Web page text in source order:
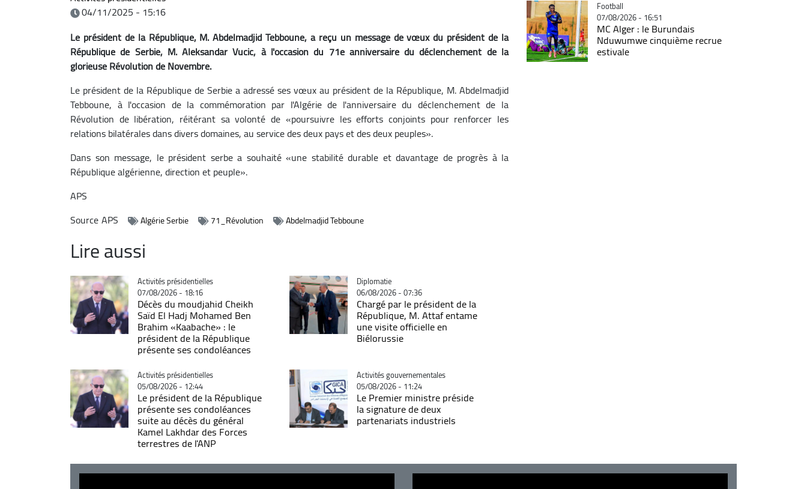
04/11/2025 - 15:16
Le président de la République, M. Abdelmadjid Tebboune, a reçu un message de vœux du président de la
République de Serbie, M. Aleksandar Vucic, à l'occasion du 71e anniversaire du déclenchement de la
glorieuse Révolution de Novembre.
Le président de la République de Serbie a adressé ses vœux au président de la République, M. Abdelmadjid
Tebboune, à l'occasion de la commémoration par l'Algérie de l'anniversaire du déclenchement de la
Révolution de libération, réitérant sa volonté de «poursuivre les efforts conjoints pour renforcer les
relations bilatérales dans divers domaines, au service des deux pays et des deux peuples».
Dans son message, le président serbe a souhaité «une stabilité durable et davantage de progrès à la
République algérienne, direction et peuple».
APS
SourceAPS Algérie Serbie 71_Révolution Abdelmadjid Tebboune
Lire aussi
Catégorie
Activités présidentielles
07/08/2026 - 18:16
Décès du moudjahid Cheikh
Saïd El Hadj Mohamed Ben
Brahim «Kaabache» : le
président de la République
présente ses condoléances
Catégorie
Diplomatie
06/08/2026 - 07:36
Chargé par le président de la
République, M. Attaf entame
une visite officielle en
Biélorussie
Catégorie
Activités présidentielles
05/08/2026 - 12:44
Le président de la République
présente ses condoléances
suite au décès du général
Kamel Lakhdar des Forces
terrestres de l'ANP
Catégorie
Activités gouvernementales
05/08/2026 - 11:24
Le Premier ministre préside
la signature de deux
partenariats industriels
Catégorie
Football
07/08/2026 - 16:51
MC Alger : le Burundais
Nduwumwe cinquième recrue
estivale